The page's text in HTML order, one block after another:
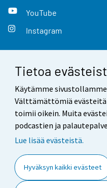
Tietoa
Käytämme
Välttämättömiä
toimii oikein. Muita
podcastien ja
Lue lisää evästeistä.
Hyväksyn kaikki evästeet
YouTube
Instagram
Yhteystiedot
Palaute
Käyttöehdot
Saavutettavuus
Tietoa sivustosta